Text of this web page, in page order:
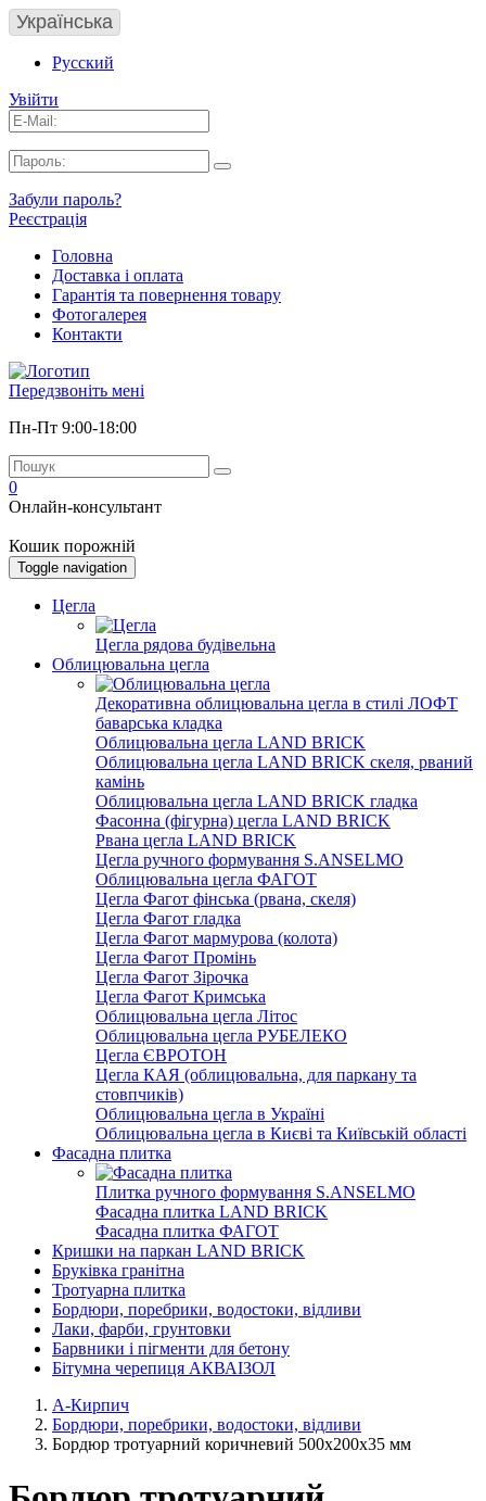
Українська
Русский
Увійти
Забули пароль?
Реєстрація
Головна
Доставка і оплата
Гарантія та повернення товару
Фотогалерея
Контакти
Передзвоніть мені
Пн-Пт 9:00-18:00
0
Онлайн-консультант
Кошик порожній
Toggle navigation
Цегла
Цегла рядова будівельна
Облицювальна цегла
Декоративна облицювальна цегла в стилі ЛОФТ
баварська кладка
Облицювальна цегла LAND BRICK
Облицювальна цегла LAND BRICK скеля, рваний
камінь
Облицювальна цегла LAND BRICK гладка
Фасонна (фігурна) цегла LAND BRICK
Рвана цегла LAND BRICK
Цегла ручного формування S.ANSELMO
Облицювальна цегла ФАГОТ
Цегла Фагот фінська (рвана, скеля)
Цегла Фагот гладка
Цегла Фагот мармурова (колота)
Цегла Фагот Промінь
Цегла Фагот Зірочка
Цегла Фагот Кримська
Облицювальна цегла Літос
Облицювальна цегла РУБЕЛЕКО
Цегла ЄВРОТОН
Цегла КАЯ (облицювальна, для паркану та
стовпчиків)
Облицювальна цегла в Україні
Облицювальна цегла в Києві та Київській області
Фасадна плитка
Плитка ручного формування S.ANSELMO
Фасадна плитка LAND BRICK
Фасадна плитка ФАГОТ
Кришки на паркан LAND BRICK
Бруківка гранітна
Тротуарна плитка
Бордюри, поребрики, водостоки, відливи
Лаки, фарби, грунтовки
Барвники і пігменти для бетону
Бітумна черепиця АКВАІЗОЛ
А-Кирпич
Бордюри, поребрики, водостоки, відливи
Бордюр тротуарний коричневий 500х200х35 мм